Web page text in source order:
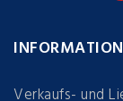
INFORMATION
Verkaufs- und